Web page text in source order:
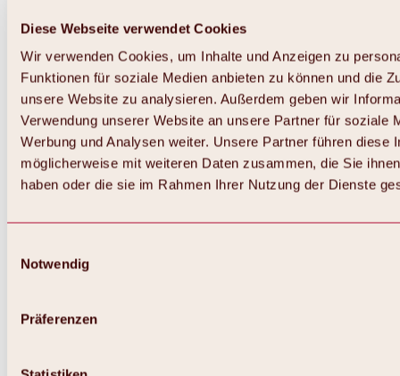
Diese Webseite verwendet Cookies
Wir verwenden Cookies, um Inhalte und Anzeigen zu
Funktionen für soziale Medien anbieten zu können und die
unsere Website zu analysieren. Außerdem geben wir
Verwendung unserer Website an unsere Partner für soziale
Werbung und Analysen weiter. Unsere Partner führen diese
möglicherweise mit weiteren Daten zusammen, die Sie
haben oder die sie im Rahmen Ihrer Nutzung der Dienste
Notwendig
Präferenzen